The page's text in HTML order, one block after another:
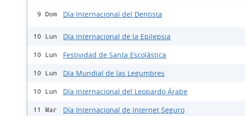
9 Dom Día Internacional del Dentista
10 Lun Día Internacional de la Epilepsia
10 Lun Festividad de Santa Escolástica
10 Lun Día Mundial de las Legumbres
10 Lun Día Internacional del Leopardo Árabe
11 Mar Día Internacional de Internet Seguro